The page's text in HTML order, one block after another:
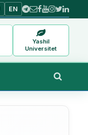
EN
Yashil
Universitet